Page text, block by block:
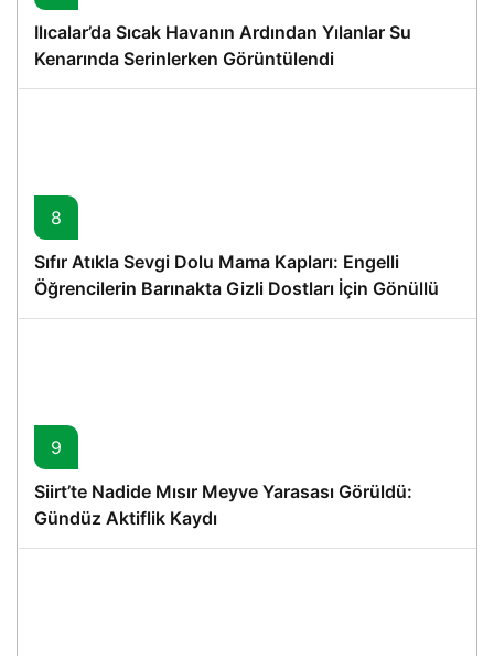
Ilıcalar’da Sıcak Havanın Ardından Yılanlar Su
Kenarında Serinlerken Görüntülendi
8
Sıfır Atıkla Sevgi Dolu Mama Kapları: Engelli
Öğrencilerin Barınakta Gizli Dostları İçin Gönüllü
Proje
9
Siirt’te Nadide Mısır Meyve Yarasası Görüldü:
Gündüz Aktiflik Kaydı